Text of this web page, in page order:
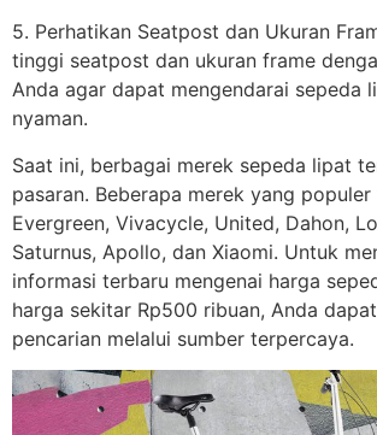
5. Perhatikan Seatpost dan Ukuran
tinggi seatpost dan ukuran frame
Anda agar dapat mengendarai sepeda
nyaman.
Saat ini, berbagai merek sepeda lipat
pasaran. Beberapa merek yang populer
Evergreen, Vivacycle, United, Dahon,
Saturnus, Apollo, dan Xiaomi. Untuk
informasi terbaru mengenai harga
harga sekitar Rp500 ribuan, Anda
pencarian melalui sumber terpercaya.